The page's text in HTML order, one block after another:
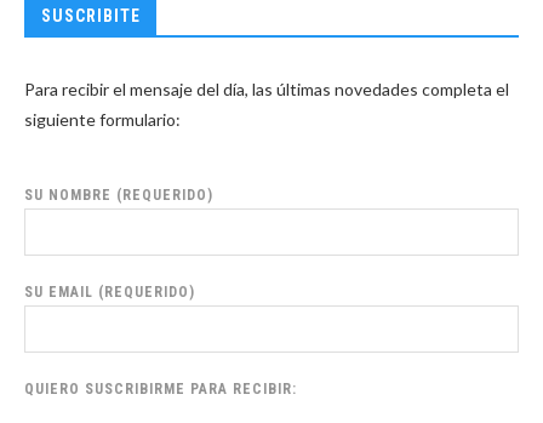
SUSCRIBITE
Para recibir el mensaje del día, las últimas novedades completa el
siguiente formulario:
SU NOMBRE (REQUERIDO)
SU EMAIL (REQUERIDO)
QUIERO SUSCRIBIRME PARA RECIBIR: